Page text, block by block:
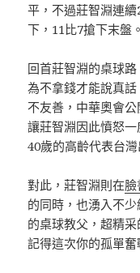
平，不過莊智淵連
下，11比7搶下末盤。
回首莊智淵的桌球
為不拿錢才能說真
不友善，中華奧會
讓莊智淵因此憤怒
40歲的高齡代表台灣
對此，莊智淵則在
的同時，也湧入不
的桌球教父，超精
記得這次你的孤單奮